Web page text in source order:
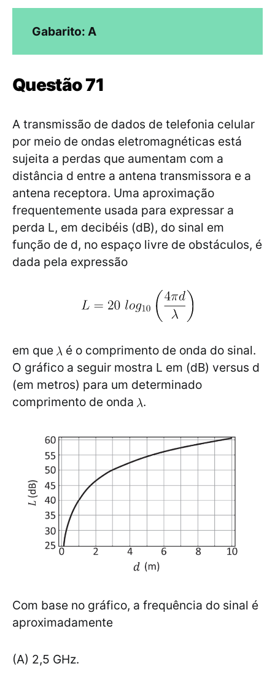
Gabarito: A
Questão 71
A transmissão de dados de telefonia celular
por meio de ondas eletromagnéticas está
sujeita a perdas que aumentam com a
distância d entre a antena transmissora e a
antena receptora. Uma aproximação
frequentemente usada para expressar a
perda L, em decibéis (dB), do sinal em
função de d, no espaço livre de obstáculos, é
dada pela expressão
em que
é o comprimento de onda do sinal.
O gráfico a seguir mostra L em (dB) versus d
(em metros) para um determinado
comprimento de onda
.
Com base no gráfico, a frequência do sinal é
aproximadamente
(A) 2,5 GHz.